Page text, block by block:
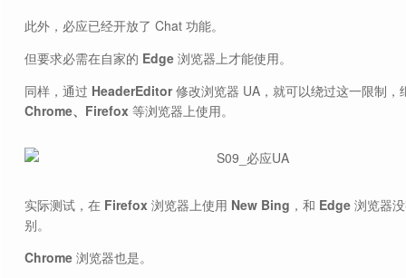
此外，必应已经开放了 Chat 功能。
但要求必需在自家的 Edge 浏览器上才能使用。
同样，通过 HeaderEditor修改浏览器 UA，就可以绕过这一限制，
Chrome、Firefox 等浏览器上使用。
实际测试，在 Firefox 浏览器上使用 New Bing ，和 Edge 浏览器
别。
Chrome 浏览器也是。